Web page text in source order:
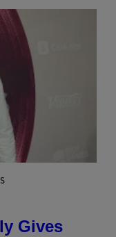
Gives